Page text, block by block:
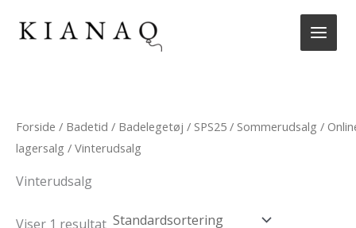
Forside / Badetid / Badelegetøj / SPS25 / Sommerudsalg /
lagersalg / Vinterudsalg
Vinterudsalg
Viser 1 resultat